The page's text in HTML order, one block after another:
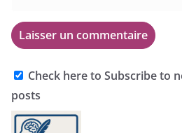
Check here to Subscribe to
posts